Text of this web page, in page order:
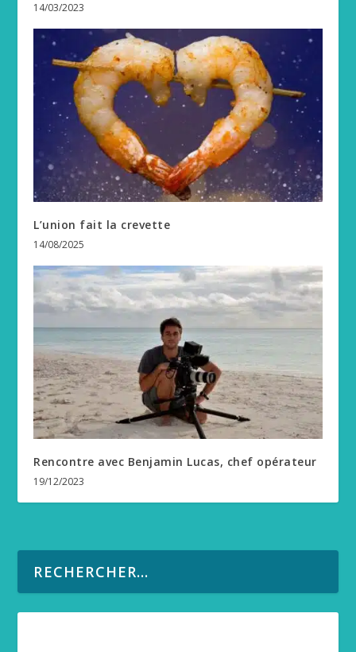
14/03/2023
L’union fait la crevette
14/08/2025
Rencontre avec Benjamin Lucas, chef opérateur
19/12/2023